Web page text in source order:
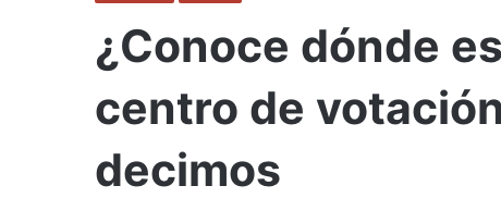
¿Conoce dónde
centro de
decimos